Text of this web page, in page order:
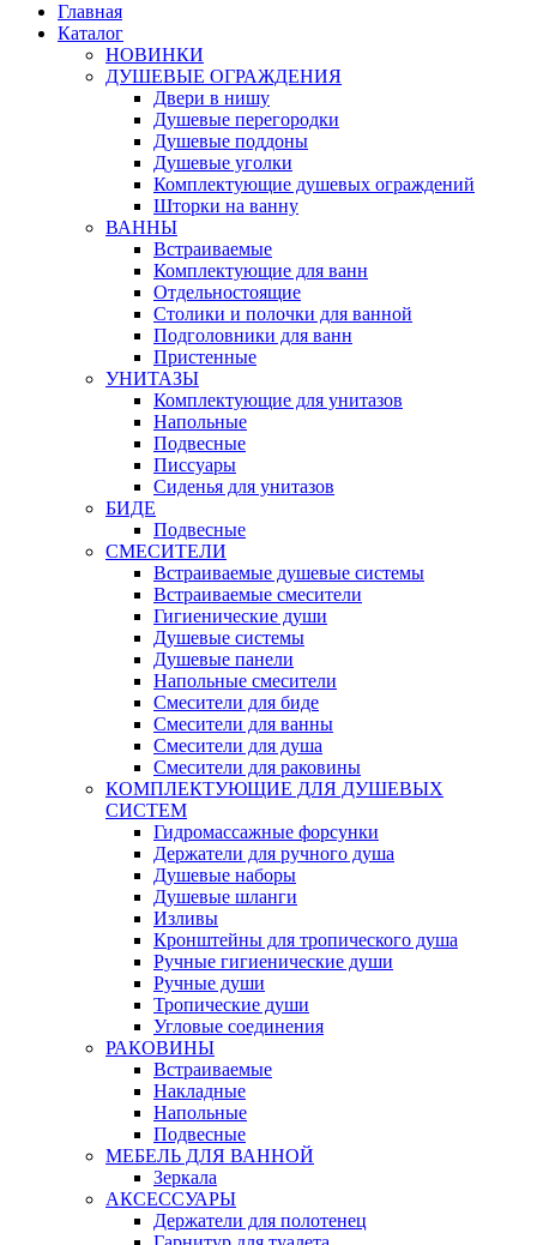
Главная
Каталог
НОВИНКИ
ДУШЕВЫЕ ОГРАЖДЕНИЯ
Двери в нишу
Душевые перегородки
Душевые поддоны
Душевые уголки
Комплектующие душевых ограждений
Шторки на ванну
ВАННЫ
Встраиваемые
Комплектующие для ванн
Отдельностоящие
Столики и полочки для ванной
Подголовники для ванн
Пристенные
УНИТАЗЫ
Комплектующие для унитазов
Напольные
Подвесные
Писсуары
Сиденья для унитазов
БИДЕ
Подвесные
СМЕСИТЕЛИ
Встраиваемые душевые системы
Встраиваемые смесители
Гигиенические души
Душевые системы
Душевые панели
Напольные смесители
Смесители для биде
Смесители для ванны
Смесители для душа
Смесители для раковины
КОМПЛЕКТУЮЩИЕ ДЛЯ ДУШЕВЫХ
СИСТЕМ
Гидромассажные форсунки
Держатели для ручного душа
Душевые наборы
Душевые шланги
Изливы
Кронштейны для тропического душа
Ручные гигиенические души
Ручные души
Тропические души
Угловые соединения
РАКОВИНЫ
Встраиваемые
Накладные
Напольные
Подвесные
МЕБЕЛЬ ДЛЯ ВАННОЙ
Зеркала
АКСЕССУАРЫ
Держатели для полотенец